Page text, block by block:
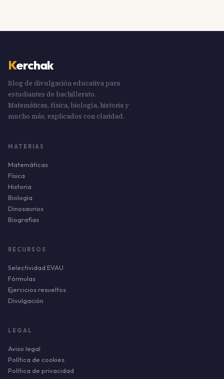
Kerchak
Blog de divulgación educativa para
estudiantes de bachillerato.
Matemáticas, física, biología, historia y
mucho más, explicados con claridad.
MATERIAS
Matemáticas
Física
Historia
Biología
Dinosaurios
Biografías
RECURSOS
Selectividad EVAU
Fórmulas
Ejercicios resueltos
Divulgación
LEGAL
Aviso legal
Política de cookies
Política de privacidad